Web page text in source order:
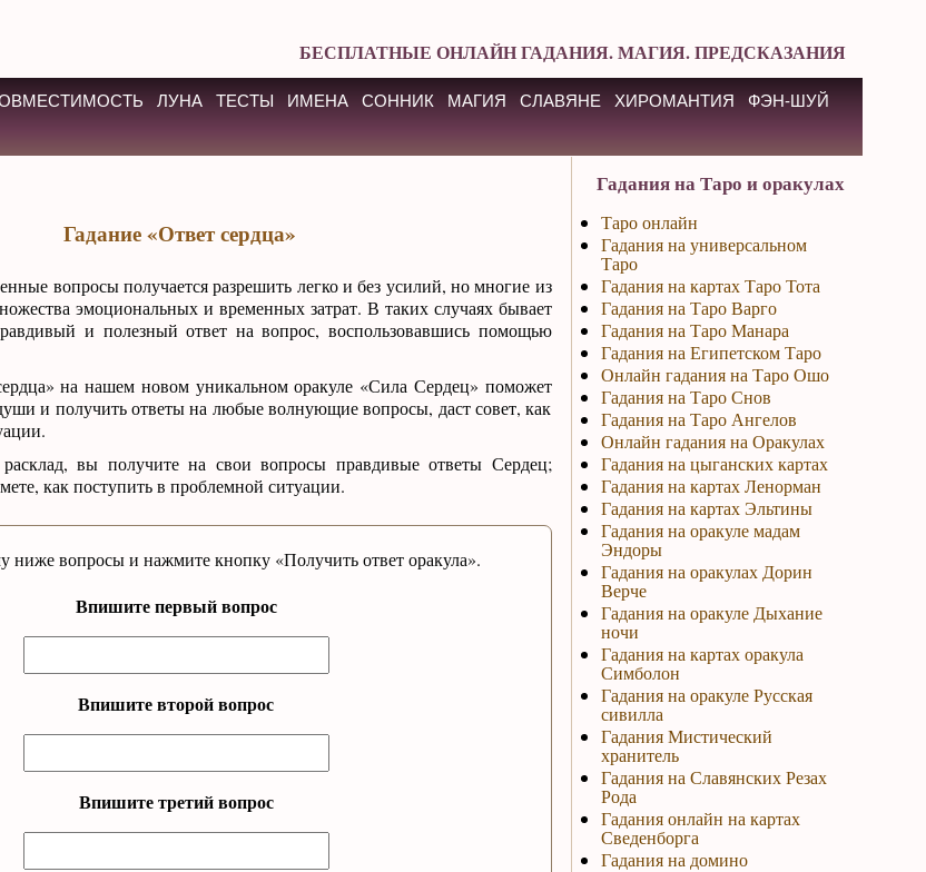
БЕСПЛАТНЫЕ ОНЛАЙН ГАДАНИЯ. МАГИЯ. ПРЕДСКАЗАНИЯ
ЛУНА ТЕСТЫ ИМЕНА СОННИК МАГИЯ СЛАВЯНЕ ХИРОМАНТИЯ
ФЭН-ШУЙ
Гадание «Ответ сердца»
вопросы получается разрешить легко и без усилий, но многие из
эмоциональных и временных затрат. В таких случаях бывает
и полезный ответ на вопрос, воспользовавшись помощью
на нашем новом уникальном оракуле «Сила Сердец» поможет
и получить ответы на любые волнующие вопросы, даст совет, как
вы получите на свои вопросы правдивые ответы Сердец;
как поступить в проблемной ситуации.
вопросы и нажмите кнопку «Получить ответ оракула».
Впишите первый вопрос
Впишите второй вопрос
Впишите третий вопрос
Гадания на Таро и оракулах
Таро онлайн
Гадания на универсальном
Таро
Гадания на картах Таро Тота
Гадания на Таро Варго
Гадания на Таро Манара
Гадания на Египетском Таро
Онлайн гадания на Таро Ошо
Гадания на Таро Снов
Гадания на Таро Ангелов
Онлайн гадания на Оракулах
Гадания на цыганских картах
Гадания на картах Ленорман
Гадания на картах Эльтины
Гадания на оракуле мадам
Эндоры
Гадания на оракулах Дорин
Верче
Гадания на оракуле Дыхание
ночи
Гадания на картах оракула
Симболон
Гадания на оракуле Русская
сивилла
Гадания Мистический
хранитель
Гадания на Славянских Резах
Рода
Гадания онлайн на картах
Сведенборга
Гадания на домино